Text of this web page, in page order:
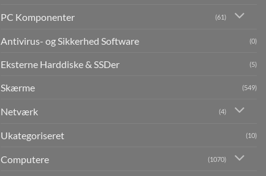
PC Komponenter (61)
Antivirus- og Sikkerhed Software (0)
Eksterne Harddiske & SSDer (5)
Skærme (549)
Netværk (4)
Ukategoriseret (10)
Computere (1070)